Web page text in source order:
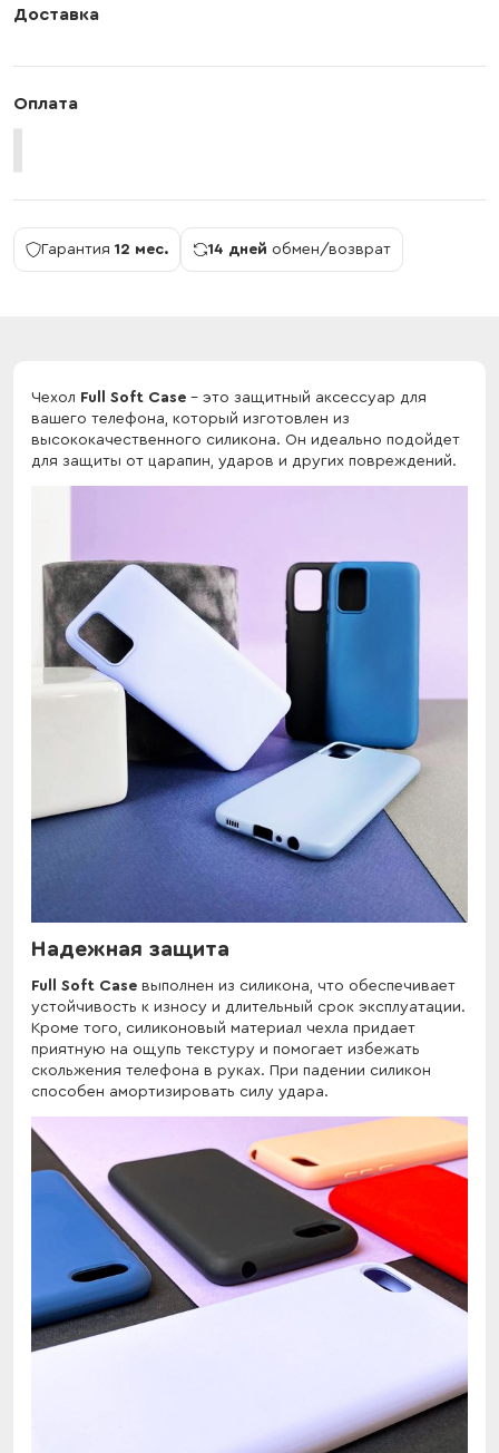
Доставка
Оплата
Гарантия 12 мес. 14 дней обмен/возврат
Чехол Full Soft Case - это защитный аксессуар для
вашего телефона, который изготовлен из
высококачественного силикона. Он идеально подойдет
для защиты от царапин, ударов и других повреждений.
Надежная защита
Full Soft Case выполнен из силикона, что обеспечивает
устойчивость к износу и длительный срок эксплуатации.
Кроме того, силиконовый материал чехла придает
приятную на ощупь текстуру и помогает избежать
скольжения телефона в руках. При падении силикон
способен амортизировать силу удара.